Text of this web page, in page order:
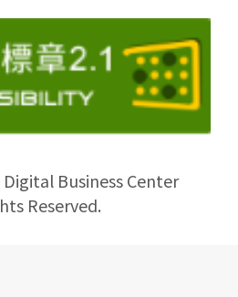
Business Center
Reserved.